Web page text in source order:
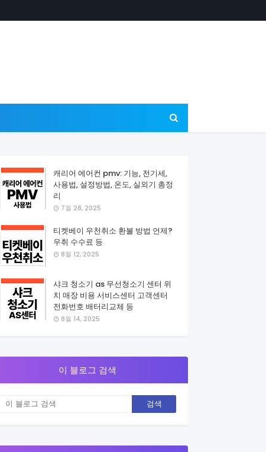
캐리어 에어컨 pmv: 기능, 전기세,
사용법, 설정방법, 온도, 실외기 총정
리
7월 28, 2025
티켓베이 우천취소 환불 방법 언제?
우취 수수료 등
8월 12, 2025
샤크 청소기 as 무선청소기 센터 위
치 매장 비용 서비스센터 고객센터
전화번호 배터리교체 등
8월 14, 2025
이 블로그 검색